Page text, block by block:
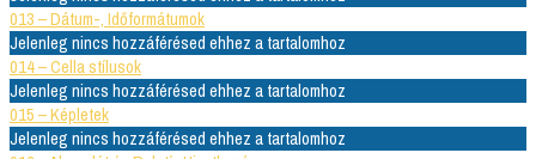
013 – Dátum-, Időformátumok
Jelenleg nincs hozzáférésed ehhez a tartalomhoz
014 – Cella stílusok
Jelenleg nincs hozzáférésed ehhez a tartalomhoz
015 – Képletek
Jelenleg nincs hozzáférésed ehhez a tartalomhoz